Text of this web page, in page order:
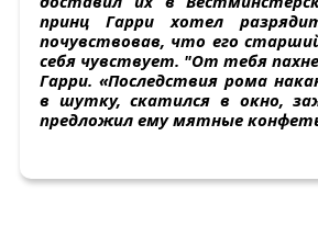
принц Гарри хотел
почувствовав, что его
себя чувствует. "От тебя
Гарри. «Последствия рома
в шутку, скатился в окно,
предложил ему мятные